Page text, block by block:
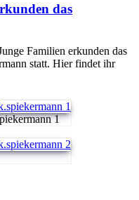
das
Familien erkunden das
statt. Hier findet ihr
1